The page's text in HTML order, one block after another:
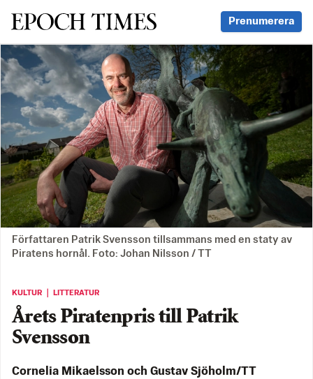
Svenska Epoch Times Prenumerera
Författaren Patrik Svensson tillsammans med en staty av
Piratens hornål. Foto: Johan Nilsson / TT
KULTUR ｜ LITTERATUR
Årets Piratenpris till Patrik
Svensson
Cornelia Mikaelsson och Gustav Sjöholm/TT